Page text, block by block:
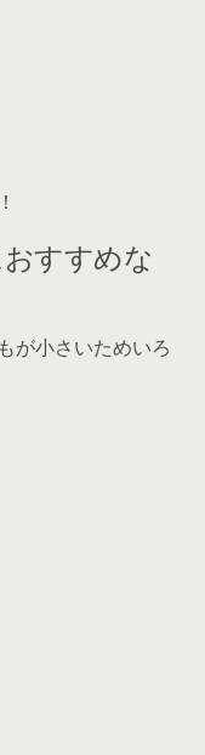
すすめな
が小さいためいろ